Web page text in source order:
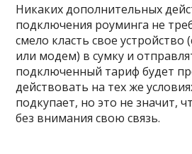
Никаких дополнительных
подключения роуминга не
смело класть свое
или модем) в сумку и
подключенный тариф будет
действовать на тех же
подкупает, но это не значит,
без внимания свою связь.